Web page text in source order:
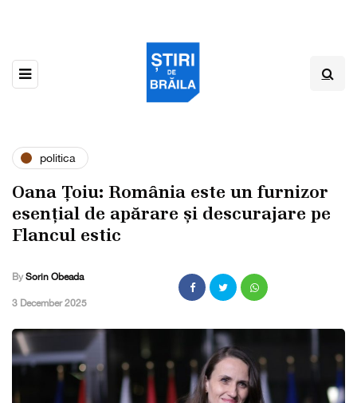
politica
Oana Țoiu: România este un furnizor
esențial de apărare și descurajare pe
Flancul estic
By Sorin Obeada
,3 December 2025